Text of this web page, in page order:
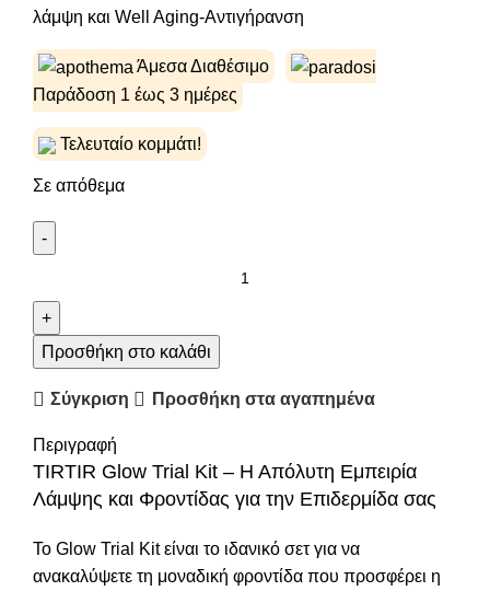
λάμψη και Well Aging-Αντιγήρανση
Άμεσα Διαθέσιμο
Παράδοση 1 έως 3 ημέρες
Τελευταίο κομμάτι!
Σε απόθεμα
Προσθήκη στο καλάθι
Σύγκριση Προσθήκη στα αγαπημένα
Περιγραφή
TIRTIR Glow Trial Kit – Η Απόλυτη Εμπειρία
Λάμψης και Φροντίδας για την Επιδερμίδα σας
Το Glow Trial Kit είναι το ιδανικό σετ για να
ανακαλύψετε τη μοναδική φροντίδα που προσφέρει η